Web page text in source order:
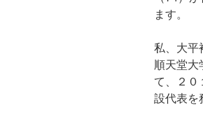
ます。
私、大平
順天堂大
て、２０
設代表を